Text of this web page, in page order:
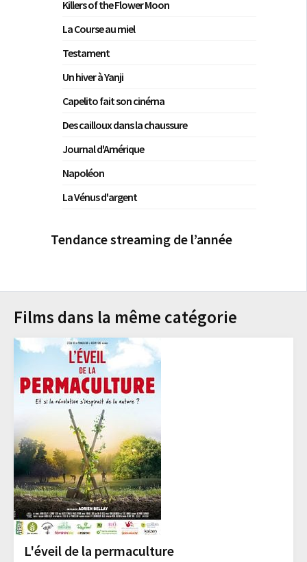
Killers of the Flower Moon
La Course au miel
Testament
Un hiver à Yanji
Capelito fait son cinéma
Des cailloux dans la chaussure
Journal d'Amérique
Napoléon
La Vénus d'argent
Tendance streaming de l’année
Films dans la même catégorie
L'éveil de la permaculture